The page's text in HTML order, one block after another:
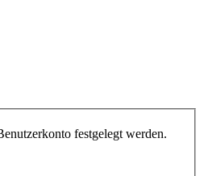
festgelegt werden.